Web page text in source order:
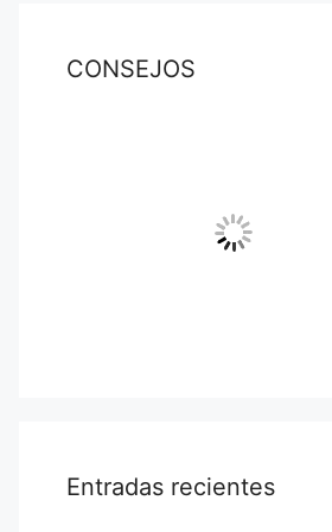
CONSEJOS
Entradas recientes